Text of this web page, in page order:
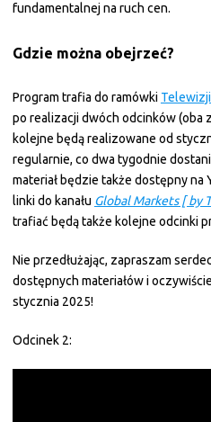
fundamentalnej na ruch cen.
Gdzie można obejrzeć?
Program trafia do ramówki
po realizacji dwóch odcinków (oba
kolejne będą realizowane od
regularnie, co dwa tygodnie
materiał będzie także dostępny na
linki do kanału Global Markets [ by
trafiać będą także kolejne odcinki
Nie przedłużając, zapraszam
dostępnych materiałów i
stycznia 2025!
Odcinek 2: